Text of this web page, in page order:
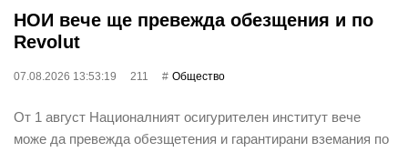
НОИ вече ще превежда обезщения и по
Revolut
07.08.2026 13:53:19 211 Общество
От 1 август Националният осигурителен институт вече
може да превежда обезщетения и гарантирани вземания по